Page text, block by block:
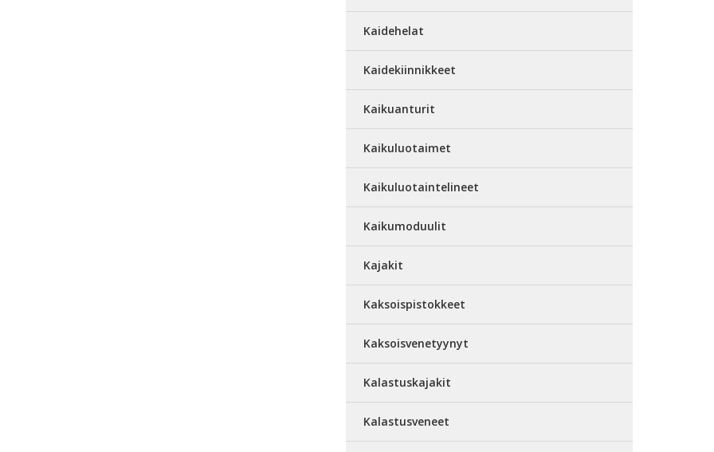
Kaidehelat
Kaidekiinnikkeet
Kaikuanturit
Kaikuluotaimet
Kaikuluotaintelineet
Kaikumoduulit
Kajakit
Kaksoispistokkeet
Kaksoisvenetyynyt
Kalastuskajakit
Kalastusveneet